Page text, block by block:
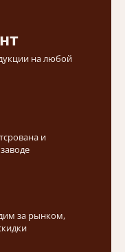
на любой
и
за рынком,